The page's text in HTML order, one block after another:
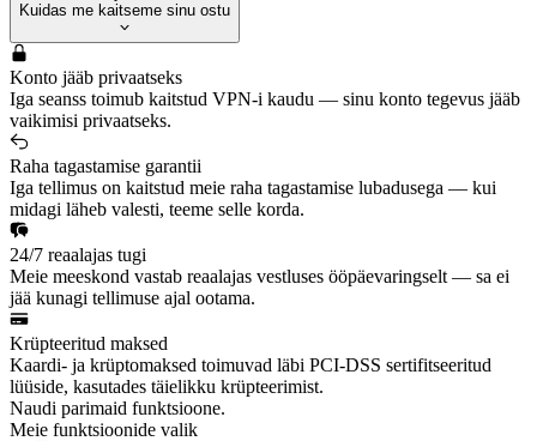
Kuidas me kaitseme sinu ostu
Konto jääb privaatseks
Iga seanss toimub kaitstud VPN-i kaudu — sinu konto tegevus jääb
vaikimisi privaatseks.
Raha tagastamise garantii
Iga tellimus on kaitstud meie raha tagastamise lubadusega — kui
midagi läheb valesti, teeme selle korda.
24/7 reaalajas tugi
Meie meeskond vastab reaalajas vestluses ööpäevaringselt — sa ei
jää kunagi tellimuse ajal ootama.
Krüpteeritud maksed
Kaardi- ja krüptomaksed toimuvad läbi PCI-DSS sertifitseeritud
lüüside, kasutades täielikku krüpteerimist.
Naudi parimaid funktsioone.
Meie funktsioonide valik